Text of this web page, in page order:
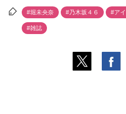
#堀未央奈 #乃木坂４６ #ア
#雑誌